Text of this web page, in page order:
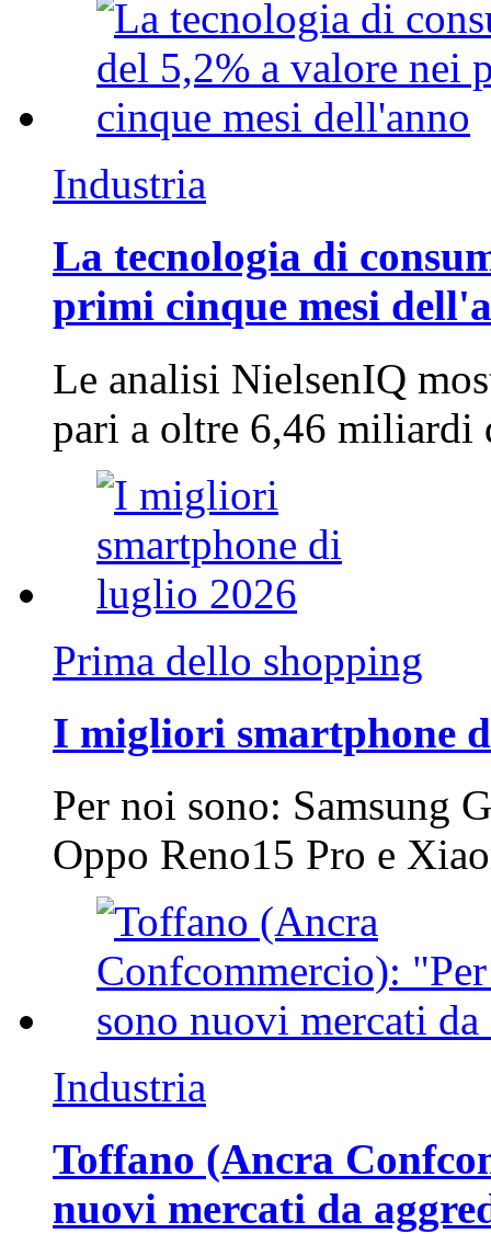
Industria
La tecnologia di
primi cinque mesi
Le analisi NielsenIQ
pari a oltre 6,46
Prima dello shopping
I migliori smartphone
Per noi sono: Samsung
Oppo Reno15 Pro e
Industria
Toffano (Ancra
nuovi mercati da